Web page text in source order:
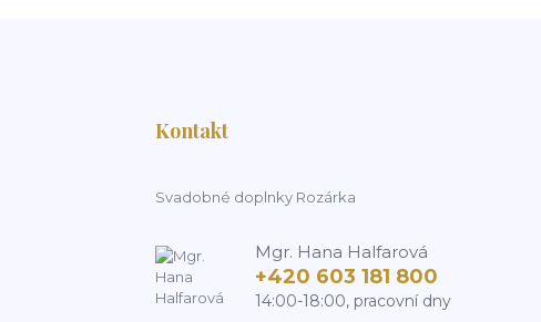
Kontakt
Svadobné doplnky Rozárka
Mgr. Hana Halfarová
+420 603 181 800
14:00-18:00, pracovní dny